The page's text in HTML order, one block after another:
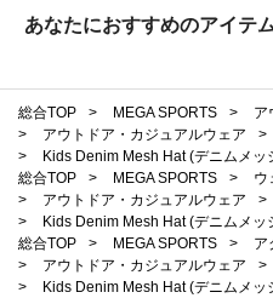
あなたにおすすめのアイテ
総合TOP > MEGA SPORTS >
ア
>
アウトドア・カジュアルウェア >
>
Kids Denim Mesh Hat (デニムメッ
総合TOP
> MEGA SPORTS >
ウ
>
アウトドア・カジュアルウェア >
>
Kids Denim Mesh Hat (デニムメッ
総合TOP
> MEGA SPORTS >
ア
>
アウトドア・カジュアルウェア >
>
Kids Denim Mesh Hat (デニムメッ